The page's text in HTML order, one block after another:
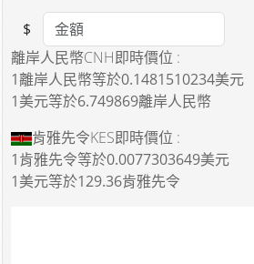
Amount
$
離岸人民幣CNH即時價位 :
1離岸人民幣等於0.1481510234美元
1美元等於6.749869離岸人民幣
肯雅先令KES即時價位 :
1肯雅先令等於0.0077303649美元
1美元等於129.36肯雅先令